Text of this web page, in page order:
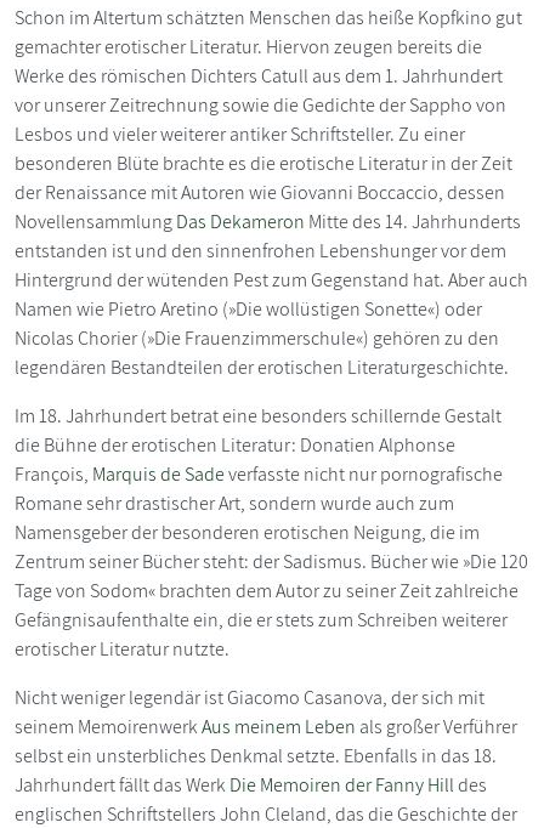
Schon im Altertum schätzten Menschen das heiße Kopfkino gut
gemachter erotischer Literatur. Hiervon zeugen bereits die
Werke des römischen Dichters Catull aus dem 1. Jahrhundert
vor unserer Zeitrechnung sowie die Gedichte der Sappho von
Lesbos und vieler weiterer antiker Schriftsteller. Zu einer
besonderen Blüte brachte es die erotische Literatur in der Zeit
der Renaissance mit Autoren wie Giovanni Boccaccio, dessen
NovellensammlungDas Dekameron Mitte des 14. Jahrhunderts
entstanden ist und den sinnenfrohen Lebenshunger vor dem
Hintergrund der wütenden Pest zum Gegenstand hat. Aber auch
Namen wie Pietro Aretino (»Die wollüstigen Sonette«) oder
Nicolas Chorier (»Die Frauenzimmerschule«) gehören zu den
legendären Bestandteilen der erotischen Literaturgeschichte.
Im 18. Jahrhundert betrat eine besonders schillernde Gestalt
die Bühne der erotischen Literatur: Donatien Alphonse
François, Marquis de Sadeverfasste nicht nur pornografische
Romane sehr drastischer Art, sondern wurde auch zum
Namensgeber der besonderen erotischen Neigung, die im
Zentrum seiner Bücher steht: der Sadismus. Bücher wie »Die 120
Tage von Sodom« brachten dem Autor zu seiner Zeit zahlreiche
Gefängnisaufenthalte ein, die er stets zum Schreiben weiterer
erotischer Literatur nutzte.
Nicht weniger legendär ist Giacomo Casanova, der sich mit
seinem MemoirenwerkAus meinem Leben als großer Verführer
selbst ein unsterbliches Denkmal setzte. Ebenfalls in das 18.
Jahrhundert fällt das Werk Die Memoiren der Fanny Hilldes
englischen Schriftstellers John Cleland, das die Geschichte der